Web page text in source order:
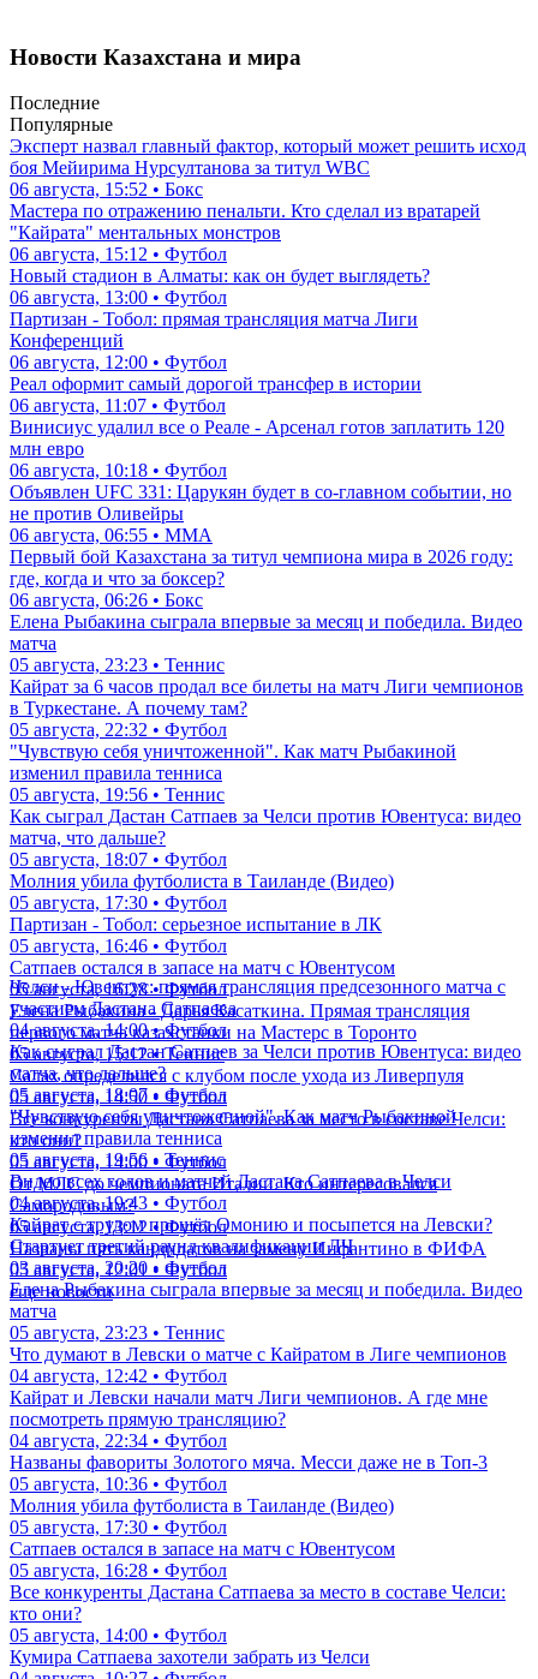
Новости Казахстана и мира
Последние
Популярные
Эксперт назвал главный фактор, который может решить исход
боя Мейирима Нурсултанова за титул WBC
06 августа, 15:52 • Бокс
Мастера по отражению пенальти. Кто сделал из вратарей
"Кайрата" ментальных монстров
06 августа, 15:12 • Футбол
Новый стадион в Алматы: как он будет выглядеть?
06 августа, 13:00 • Футбол
Партизан - Тобол: прямая трансляция матча Лиги
Конференций
06 августа, 12:00 • Футбол
Реал оформит самый дорогой трансфер в истории
06 августа, 11:07 • Футбол
Винисиус удалил все о Реале - Арсенал готов заплатить 120
млн евро
06 августа, 10:18 • Футбол
Объявлен UFC 331: Царукян будет в со-главном событии, но
не против Оливейры
06 августа, 06:55 • ММА
Первый бой Казахстана за титул чемпиона мира в 2026 году:
где, когда и что за боксер?
06 августа, 06:26 • Бокс
Елена Рыбакина сыграла впервые за месяц и победила. Видео
матча
05 августа, 23:23 • Теннис
Кайрат за 6 часов продал все билеты на матч Лиги чемпионов
в Туркестане. А почему там?
05 августа, 22:32 • Футбол
"Чувствую себя уничтоженной". Как матч Рыбакиной
изменил правила тенниса
05 августа, 19:56 • Теннис
Как сыграл Дастан Сатпаев за Челси против Ювентуса: видео
матча, что дальше?
05 августа, 18:07 • Футбол
Молния убила футболиста в Таиланде (Видео)
05 августа, 17:30 • Футбол
Партизан - Тобол: серьезное испытание в ЛК
05 августа, 16:46 • Футбол
Сатпаев остался в запасе на матч с Ювентусом
05 августа, 16:28 • Футбол
Елена Рыбакина - Дарья Касаткина. Прямая трансляция
первого матча казахстанки на Мастерс в Торонто
05 августа, 15:12 • Теннис
Салах определился с клубом после ухода из Ливерпуля
05 августа, 14:50 • Футбол
Все конкуренты Дастана Сатпаева за место в составе Челси:
кто они?
05 августа, 14:00 • Футбол
От МЛС до чемпионата Италии. Кто интересовался
Самородовым?
05 августа, 13:12 • Футбол
Названы пять кандидатов на замену Инфантино в ФИФА
05 августа, 12:01 • Футбол
еще новости
Челси - Ювентус: прямая трансляция предсезонного матча с
участием Дастана Сатпаева
04 августа, 14:00 • Футбол
Как сыграл Дастан Сатпаев за Челси против Ювентуса: видео
матча, что дальше?
05 августа, 18:07 • Футбол
"Чувствую себя уничтоженной". Как матч Рыбакиной
изменил правила тенниса
05 августа, 19:56 • Теннис
Видео всех голов и матчей Дастана Сатпаева в Челси
04 августа, 19:43 • Футбол
Кайрат с трудом прошёл Омонию и посыпется на Левски?
Стартует третий раунд квалификации ЛЧ
03 августа, 20:20 • Футбол
Елена Рыбакина сыграла впервые за месяц и победила. Видео
матча
05 августа, 23:23 • Теннис
Что думают в Левски о матче с Кайратом в Лиге чемпионов
04 августа, 12:42 • Футбол
Кайрат и Левски начали матч Лиги чемпионов. А где мне
посмотреть прямую трансляцию?
04 августа, 22:34 • Футбол
Названы фавориты Золотого мяча. Месси даже не в Топ-3
05 августа, 10:36 • Футбол
Молния убила футболиста в Таиланде (Видео)
05 августа, 17:30 • Футбол
Сатпаев остался в запасе на матч с Ювентусом
05 августа, 16:28 • Футбол
Все конкуренты Дастана Сатпаева за место в составе Челси:
кто они?
05 августа, 14:00 • Футбол
Кумира Сатпаева захотели забрать из Челси